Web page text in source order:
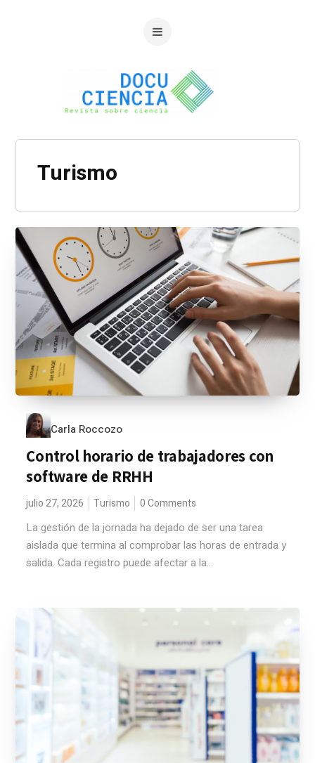
Turismo
Carla Roccozo
Control horario de trabajadores con
software de RRHH
julio 27, 2026 Turismo 0 Comments
La gestión de la jornada ha dejado de ser una tarea
aislada que termina al comprobar las horas de entrada y
salida. Cada registro puede afectar a la...